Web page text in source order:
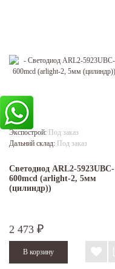
Экспострой: Под заказ
Дальний склад: Под заказ
Светодиод ARL2-5923UBC-
600mcd (arlight-2, 5мм
(цилиндр))
2 473 ₽